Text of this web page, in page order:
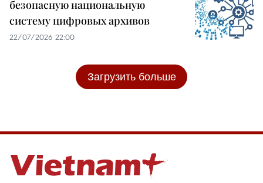
безопасную национальную
систему цифровых архивов
22/07/2026 22:00
Загрузить больше